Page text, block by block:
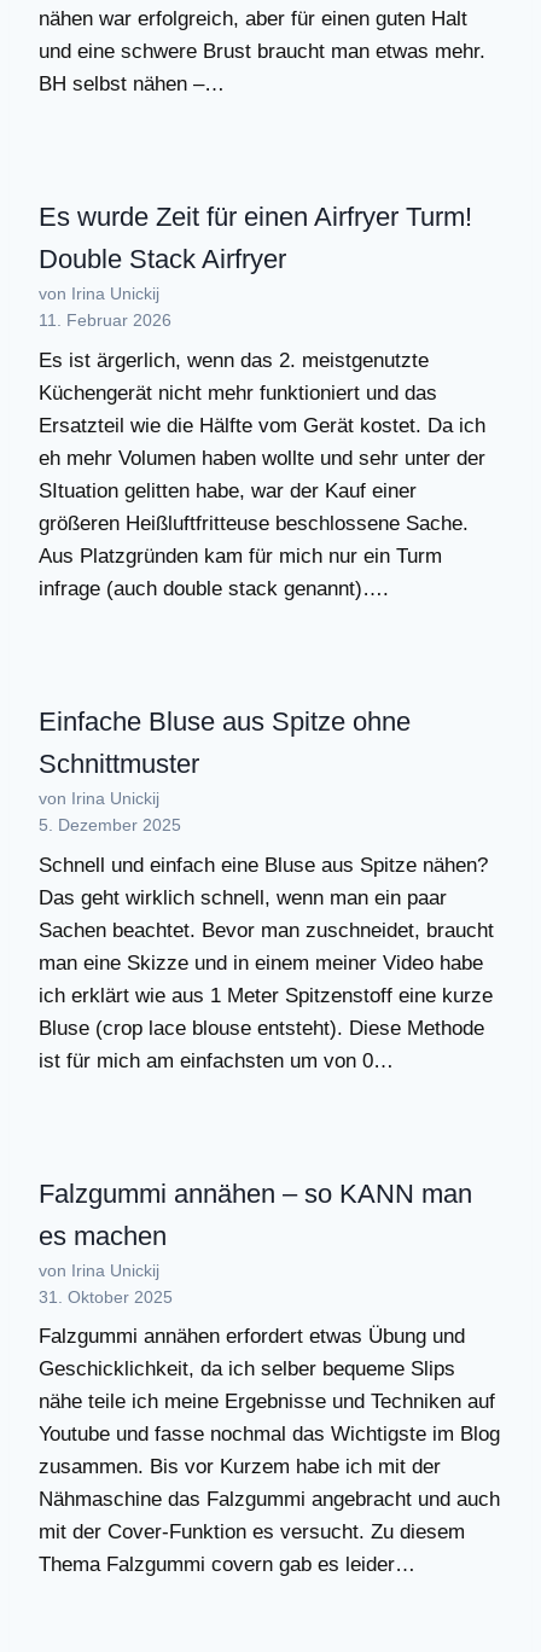
nähen war erfolgreich, aber für einen guten Halt
und eine schwere Brust braucht man etwas mehr.
BH selbst nähen –…
Es wurde Zeit für einen Airfryer Turm!
Double Stack Airfryer
von Irina Unickij
11. Februar 2026
Es ist ärgerlich, wenn das 2. meistgenutzte
Küchengerät nicht mehr funktioniert und das
Ersatzteil wie die Hälfte vom Gerät kostet. Da ich
eh mehr Volumen haben wollte und sehr unter der
SItuation gelitten habe, war der Kauf einer
größeren Heißluftfritteuse beschlossene Sache.
Aus Platzgründen kam für mich nur ein Turm
infrage (auch double stack genannt)….
Einfache Bluse aus Spitze ohne
Schnittmuster
von Irina Unickij
5. Dezember 2025
Schnell und einfach eine Bluse aus Spitze nähen?
Das geht wirklich schnell, wenn man ein paar
Sachen beachtet. Bevor man zuschneidet, braucht
man eine Skizze und in einem meiner Video habe
ich erklärt wie aus 1 Meter Spitzenstoff eine kurze
Bluse (crop lace blouse entsteht). Diese Methode
ist für mich am einfachsten um von 0…
Falzgummi annähen – so KANN man
es machen
von Irina Unickij
31. Oktober 2025
Falzgummi annähen erfordert etwas Übung und
Geschicklichkeit, da ich selber bequeme Slips
nähe teile ich meine Ergebnisse und Techniken auf
Youtube und fasse nochmal das Wichtigste im Blog
zusammen. Bis vor Kurzem habe ich mit der
Nähmaschine das Falzgummi angebracht und auch
mit der Cover-Funktion es versucht. Zu diesem
Thema Falzgummi covern gab es leider…